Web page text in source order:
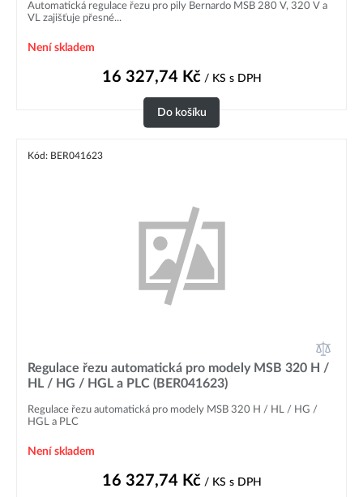
Automatická regulace řezu pro pily Bernardo MSB 280 V, 320 V a
VL zajišťuje přesné...
Není skladem
16 327,74 Kč/ KS s DPH
Do košíku
Kód: BER041623
Regulace řezu automatická pro modely MSB 320 H /
HL / HG / HGL a PLC (BER041623)
Regulace řezu automatická pro modely MSB 320 H / HL / HG /
HGL a PLC
Není skladem
16 327,74 Kč/ KS s DPH